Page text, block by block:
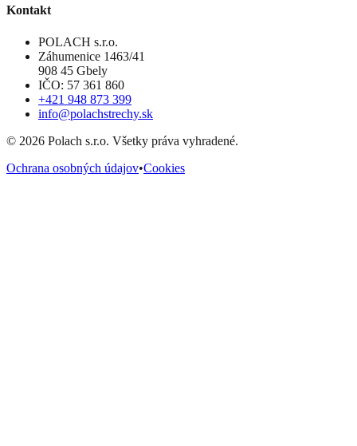
Kontakt
POLACH s.r.o.
Záhumenice 1463/41
908 45 Gbely
IČO: 57 361 860
+421 948 873 399
info@polachstrechy.sk
© 2026 Polach s.r.o. Všetky práva vyhradené.
Ochrana osobných údajov•Cookies